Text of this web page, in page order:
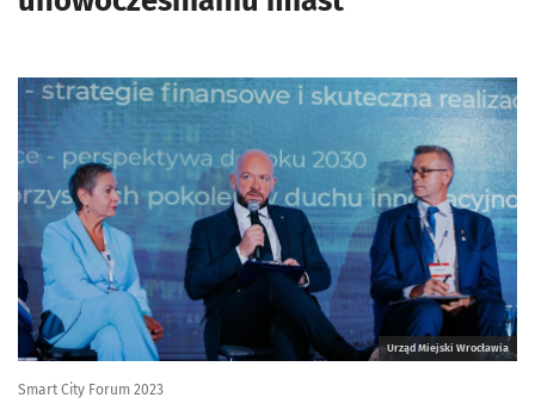
Urząd Miejski Wrocławia
Smart City Forum 2023